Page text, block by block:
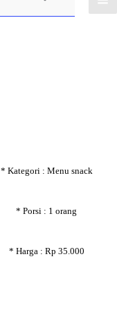
* Kategori : Menu snack
* Porsi : 1 orang
* Harga : Rp 35.000